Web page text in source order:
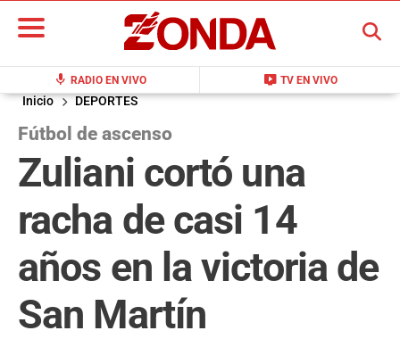
mic RADIO EN VIVO live_tv TV EN VIVO
BUSCAR
Inicio DEPORTES
Fútbol de ascenso
Zuliani cortó una
racha de casi 14
años en la victoria de
San Martín